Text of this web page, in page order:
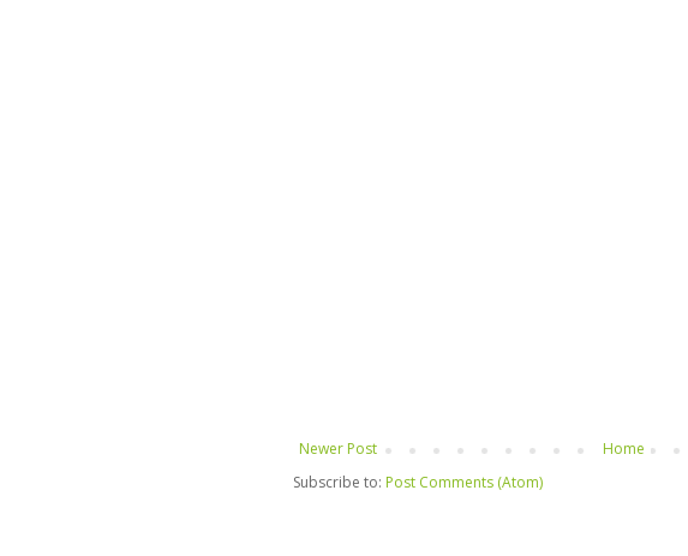
Newer Post
Home
Subscribe to: Post Comments (Atom)